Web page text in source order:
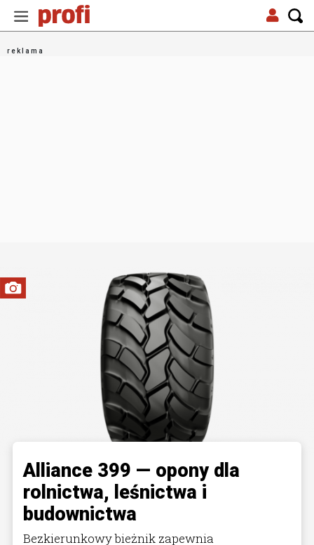
Alliance 399 — opony dla
rolnictwa, leśnictwa i
budownictwa
Bezkierunkowy bieżnik zapewnia